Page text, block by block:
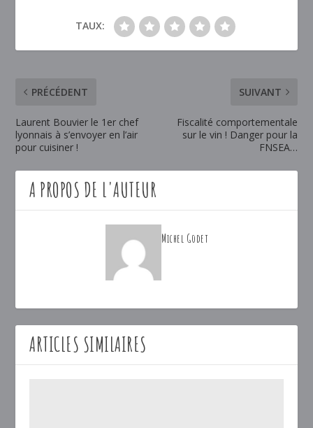
TAUX:
PRÉCÉDENT
Laurent Bouvier le 1er chef
lyonnais à s’envoyer en l’air
pour cuisiner !
SUIVANT
Fiscalité comportementale
sur le vin ! Danger pour la
FNSEA…
A PROPOS DE L'AUTEUR
Michel Godet
ARTICLES SIMILAIRES